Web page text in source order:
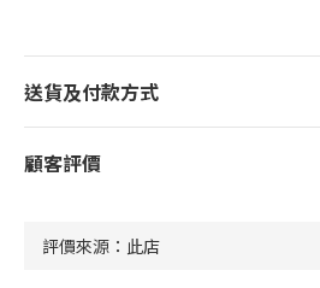
送貨及付款方式
顧客評價